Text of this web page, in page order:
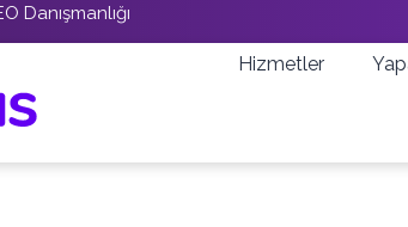
Danışmanlığı
Hizmetler